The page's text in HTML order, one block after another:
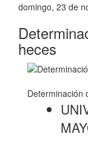
domingo, 23 de
heces
Determinación